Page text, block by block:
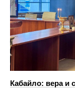
Кабайло: вера и